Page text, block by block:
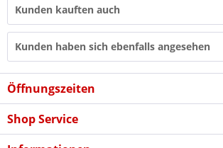
Kunden kauften auch
Kunden haben sich ebenfalls angesehen
Öffnungszeiten
Shop Service